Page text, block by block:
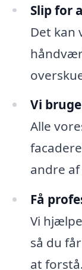
Slip for
Det
Vi
Alle
andre
Få
Vi
så du
at forstå.